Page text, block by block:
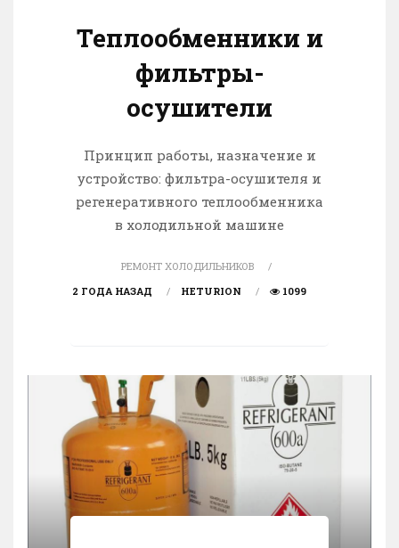
Теплообменники и
фильтры-
осушители
Принцип работы, назначение и
устройство: фильтра-осушителя и
регенеративного теплообменника
в холодильной машине
РЕМОНТ ХОЛОДИЛЬНИКОВ
2 ГОДА НАЗАД
HETURION 1099